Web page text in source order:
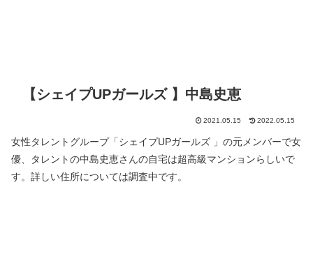
【シェイプUPガールズ 】中島史恵
2021.05.15 2022.05.15
女性タレントグループ「シェイプUPガールズ 」の元メンバーで女
優、タレントの中島史恵さんの自宅は超高級マンションらしいで
す。詳しい住所については調査中です。